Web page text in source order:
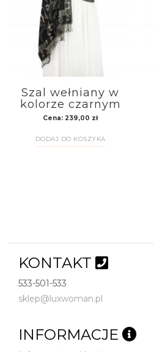
Szal wełniany w
kolorze czarnym
Cena: 239,00 zł
DODAJ DO KOSZYKA
KONTAKT
533-501-533
sklep@luxwoman.pl
INFORMACJE